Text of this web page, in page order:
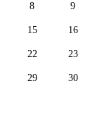
8 9
15 16
22 23
29 30